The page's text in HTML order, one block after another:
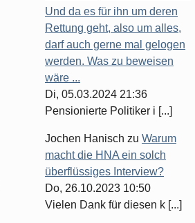
Und da es für ihn um deren
Rettung geht, also um alles,
darf auch gerne mal gelogen
werden. Was zu beweisen
wäre ...
Di, 05.03.2024 21:36
Pensionierte Politiker i [...]
Jochen Hanisch zu Warum
macht die HNA ein solch
überflüssiges Interview?
Do, 26.10.2023 10:50
Vielen Dank für diesen k [...]